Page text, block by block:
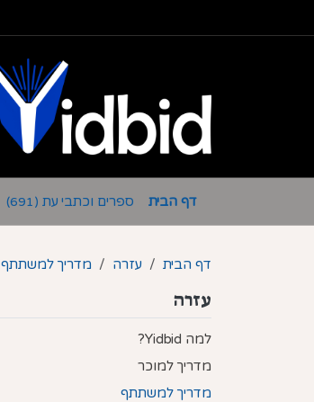
דף הבית ספרים וכתבי עת (691)
דף הבית עזרה מדריך למשתתף
עזרה
למה Yidbid?
מדריך למוכר
מדריך למשתתף